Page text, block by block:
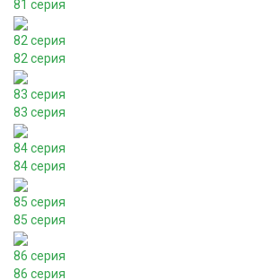
81 серия
82 серия
82 серия
83 серия
83 серия
84 серия
84 серия
85 серия
85 серия
86 серия
86 серия